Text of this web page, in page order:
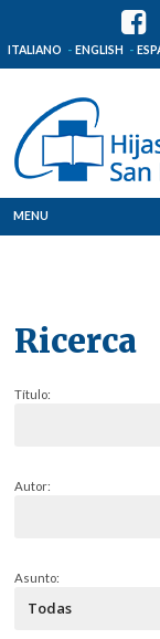
ITALIANO ENGLISH
MENU
Ricerca
Título:
Autor:
Asunto: